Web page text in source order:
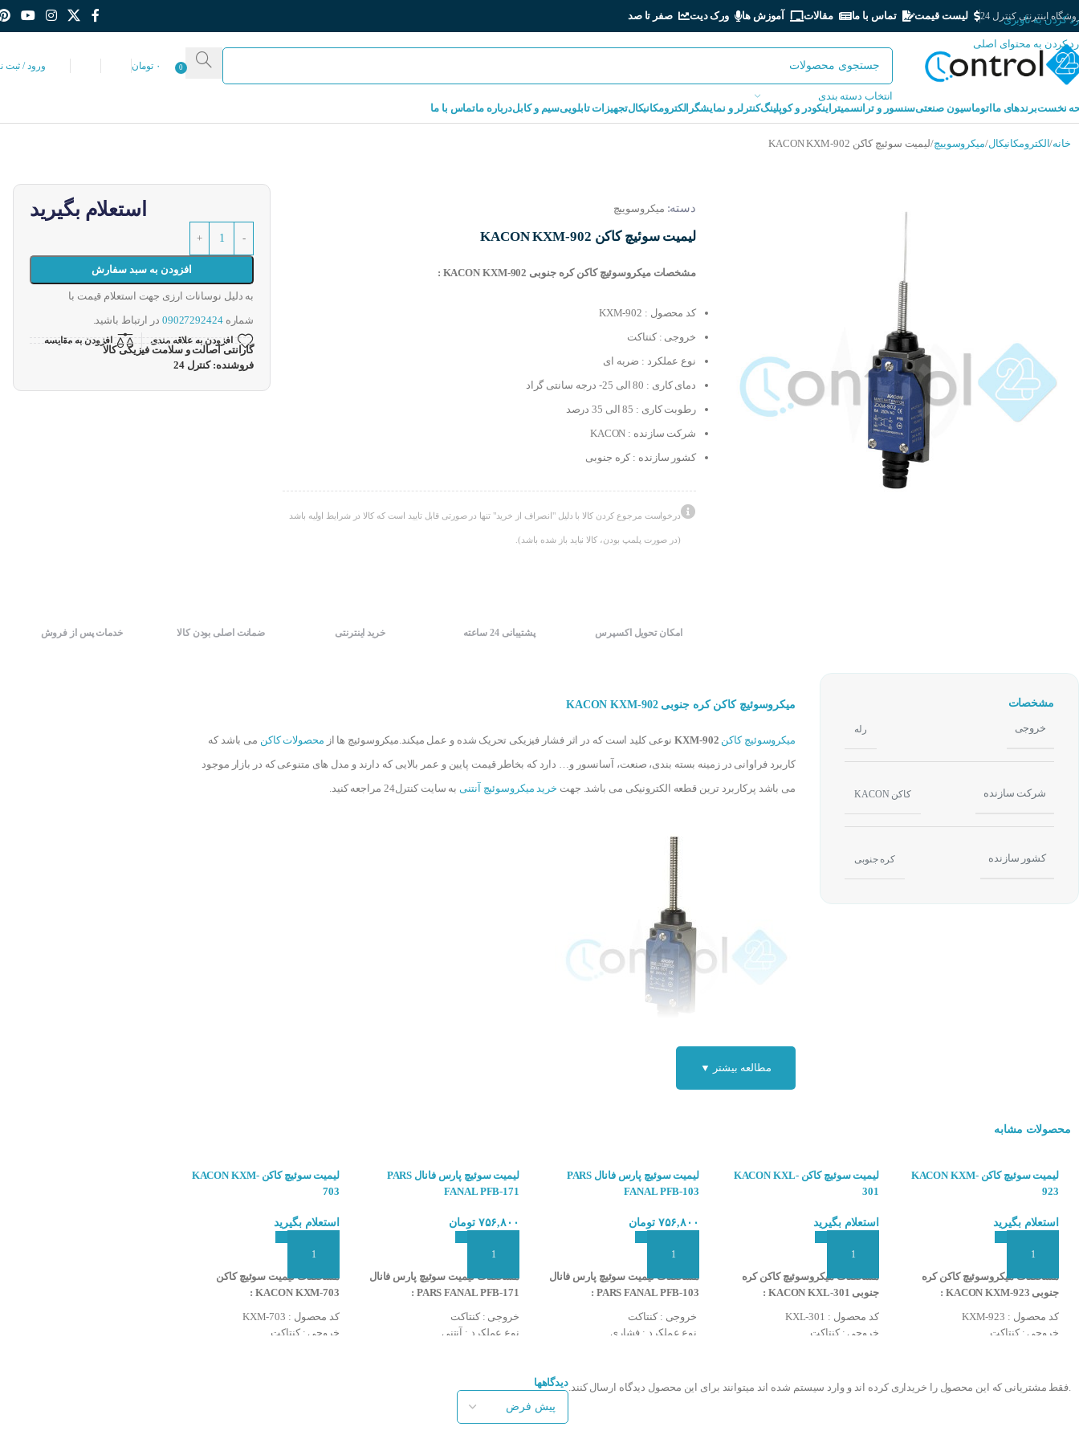
رد کردن به ناوبری
رد کردن به محتوای اصلی
اینترنتی کنترل 24 لیست قیمت تماس با ما مقالات آموزش ها ورک دیت صفر تا صد
انتخاب دسته بندی
0 ۰ تومان ورود / ثبت
نخستبرندهای ما اتوماسیون صنعتیسنسور و ترانسمیتر اینکودر و کوپلینگکنترلر و نمایشگر الکترومکانیکالتجهیزات تابلوییسیم و کابلدرباره ماتماس با ما
خانه الکترومکانیکال میکروسوییچ لیمیت سوئیچ کاکن KACON KXM-902
دسته: میکروسوییچ
لیمیت سوئیچ کاکن KACON KXM-902
مشخصات میکروسوئیچ کاکن کره جنوبی KACON KXM-902 :
کد محصول : KXM-902
خروجی : کنتاکت
نوع عملکرد : ضربه ای
دمای کاری : 80 الی 25- درجه سانتی گراد
رطوبت کاری : 85 الی 35 درصد
شرکت سازنده : KACON
کشور سازنده : کره جنوبی
درخواست مرجوع کردن کالا با دلیل "انصراف از خرید" تنها در صورتی قابل تایید است که کالا در شرایط اولیه باشد
(در صورت پلمپ بودن، کالا نباید باز شده باشد).
استعلام بگیرید
افزودن به سبد سفارش
به دلیل نوسانات ارزی جهت استعلام قیمت با
شماره09027292424 در ارتباط باشید.
افزودن به علاقه مندی افزودن به مقایسه
گارانتی اصالت و سلامت فیزیکی کالا
فروشنده: کنترل 24
امکان تحویل اکسپرس پشتیبانی 24 ساعته خرید اینترنتی ضمانت اصلی بودن کالا خدمات پس از فروش
مشخصات
خروجی رله
شرکت سازنده کاکن KACON
کشور سازنده کره جنوبی
میکروسوئیچ کاکن کره جنوبی KACON KXM-902
میکروسوئیچ کاکن نوعی کلید است که در اثر فشار فیزیکی تحریک شده و عمل میکند.میکروسوئیچ ها از محصولات کاکن می باشد که
کاربرد فراوانی در زمینه بسته بندی، صنعت، آسانسور و… دارد که بخاطر قیمت پایین و عمر بالایی که دارند و مدل های متنوعی که در بازار موجود
می باشد پرکاربرد ترین قطعه الکترونیکی می باشد. جهت خرید میکروسوئیچ آنتنیبه سایت کنترل24 مراجعه کنید.
کاربرد میکروسوئیچ KACON :
جریان برق در مدارات الکترونیکی می باشد.
نحوه عمل کرد میکروسوئیچ ها بدین گونه می باشد که تا زمانی که فشار روی شاسی میکروسوئیچ قرار گرفته عمل قطع و یا وصل برق صورت
میگیرد و بعد از اینکه فشار از روی شاسی برداشته میشود معکوس حالت اول جریان وصل یا قطع می شود . میکروسوئیچ ها معمولا دارای ۳ پایه
مطالعه بیشتر ▼
محصولات مشابه
لیمیت سوئیچ کاکن KACON KXM-
923
استعلام بگیرید
مشخصات میکروسوئیچ کاکن کره
جنوبی KACON KXM-923 :
کد محصول : KXM-923
خروجی : کنتاکت
گراد
رطوبت کاری : 85 الی 35 درصد
لیمیت سوئیچ کاکن KACON KXL-
301
استعلام بگیرید
مشخصات میکروسوئیچ کاکن کره
جنوبی KACON KXL-301 :
کد محصول : KXL-301
خروجی : کنتاکت
گراد
رطوبت کاری : 85 الی 35 درصد
لیمیت سوئیچ پارس فانال PARS
FANAL PFB-103
۷۵۶,۸۰۰ تومان
مشخصات لیمیت سوئیچ پارس فانال
PARS FANAL PFB-103 :
خروجی : کنتاکت
نوع عملکرد : فشاری
شرکت سازنده : PARS FANAL
کشور سازنده : ایران
لیمیت سوئیچ پارس فانال PARS
FANAL PFB-171
۷۵۶,۸۰۰ تومان
مشخصات لیمیت سوئیچ پارس فانال
PARS FANAL PFB-171 :
خروجی : کنتاکت
نوع عملکرد : آنتنی
کشور سازنده : ایران
لیمیت سوئیچ کاکن KACON KXM-
703
استعلام بگیرید
مشخصات لیمیت سوئیچ کاکن
KACON KXM-703 :
کد محصول : KXM-703
خروجی : کنتاکت
دیدگاهها.فقط مشتریانی که این محصول را خریداری کرده اند و وارد سیستم شده اند میتوانند برای این محصول دیدگاه ارسال کنند.